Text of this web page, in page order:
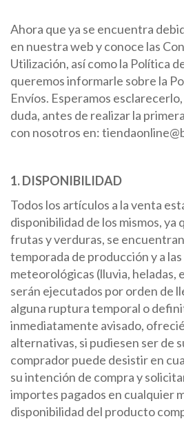
Ahora que ya se encuentra
en nuestra web y conoce las
Utilización, así como la Política
queremos informarle sobre la
Envíos. Esperamos
duda, antes de realizar la
con nosotros en:
1. DISPONIBILIDAD
Todos los artículos a la venta
disponibilidad de los mismos, ya
frutas y verduras, se
temporada de producción y a
meteorológicas (lluvia, heladas,
serán ejecutados por orden de
alguna ruptura temporal o
inmediatamente avisado,
alternativas, si pudiesen ser de
comprador puede desistir en
su intención de compra y
importes pagados en cualquier
disponibilidad del producto